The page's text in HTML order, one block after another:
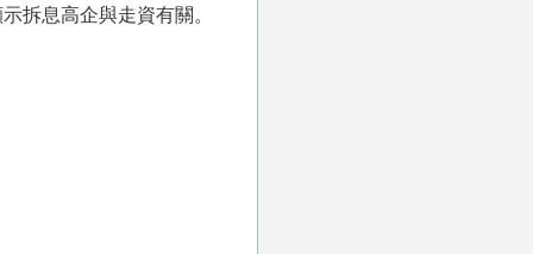
拆息高企與走資有關。